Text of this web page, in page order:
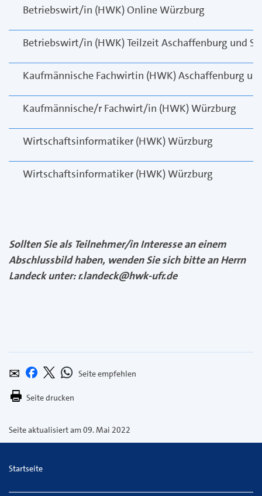
Betriebswirt/in (HWK) Online Würzburg
Betriebswirt/in (HWK) Teilzeit Aschaffenburg und
Kaufmännische Fachwirtin (HWK) Aschaffenburg
Kaufmännische/r Fachwirt/in (HWK) Würzburg
Wirtschaftsinformatiker (HWK) Würzburg
Wirtschaftsinformatiker (HWK) Würzburg
Sollten Sie als Teilnehmer/in Interesse an einem
Abschlussbild haben, wenden Sie sich bitte an Herrn
Landeck unter: r.landeck@hwk-ufr.de
empfehlen
Per
E-
versenden
Bei
Facebook
Bei
X
Bei
Seite drucken
Seite aktualisiert am 09. Mai 2022
Startseite